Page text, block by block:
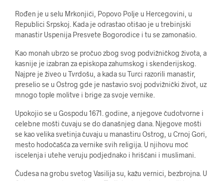
Rođen je u selu Mrkonjići, Popovo Polje u Hercegovini, u
Republici Srpskoj. Kada je odrastao otišao je u trebinjski
manastir Uspenija Presvete Bogorodice i tu se zamonašio.
Kao monah ubrzo se pročuo zbog svog podvižničkog života, a
kasnije je izabran za episkopa zahumskog i skenderijskog.
Najpre je živeo u Tvrdošu, a kada su Turci razorili manastir,
preselio se u Ostrog gde je nastavio svoj podvižnički život, uz
mnogo tople molitve i brige za svoje vernike.
Upokojio se u Gospodu 1671. godine, a njegove čudotvorne i
celebne mošti čuvaju se do današnjeg dana. Njegove mošti
se kao velika svetinja čuvaju u manastiru Ostrog, u Crnoj Gori,
mesto hodočašća za vernike svih religija. U njihovu moć
iscelenja i utehe veruju podjednako i hrišćani i muslimani.
Čudesa na grobu svetog Vasilija su, kažu vernici, bezbrojna. U